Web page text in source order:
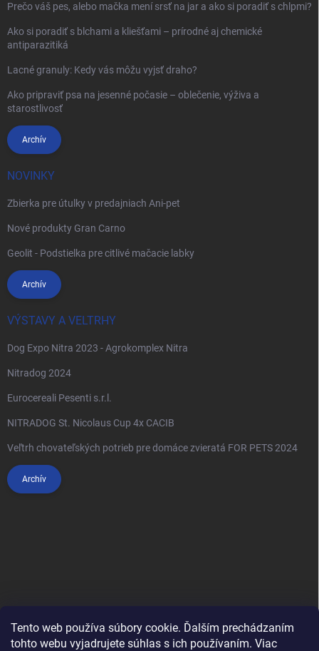
Tento web používa súbory cookie. Ďalším prechádzaním
tohto webu vyjadrujete súhlas s ich používaním. Viac
Prečo váš pes, alebo mačka mení srsť na jar a ako si poradiť s chlpmi?
Ako si poradiť s blchami a kliešťami – prírodné aj chemické
antiparazitiká
Lacné granuly: Kedy vás môžu vyjsť draho?
Ako pripraviť psa na jesenné počasie – oblečenie, výživa a
starostlivosť
Archív
NOVINKY
Zbierka pre útulky v predajniach Ani-pet
Nové produkty Gran Carno
Geolit - Podstielka pre citlivé mačacie labky
Archív
VÝSTAVY A VELTRHY
Dog Expo Nitra 2023 - Agrokomplex Nitra
Nitradog 2024
Eurocereali Pesenti s.r.l.
NITRADOG St. Nicolaus Cup 4x CACIB
Veľtrh chovateľských potrieb pre domáce zvieratá FOR PETS 2024
Archív